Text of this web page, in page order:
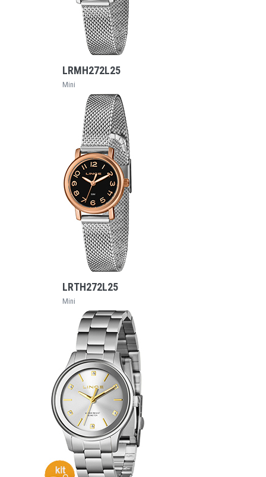
VEJA MAIS
LRMH272L25
Mini
VEJA MAIS
LRTH272L25
Mini
VEJA MAIS